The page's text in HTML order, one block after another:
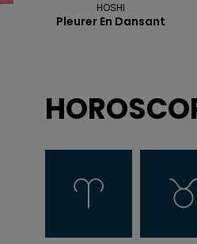
HOSHI
Pleurer En Dansant